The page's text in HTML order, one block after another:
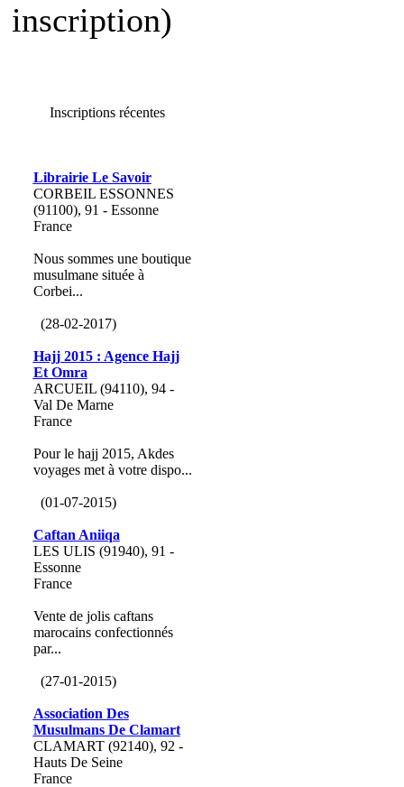
inscription)
Inscriptions récentes
Librairie Le Savoir
CORBEIL ESSONNES
(91100), 91 - Essonne
France
Nous sommes une boutique
musulmane située à
Corbei...
(28-02-2017)
Hajj 2015 : Agence Hajj
Et Omra
ARCUEIL (94110), 94 -
Val De Marne
France
Pour le hajj 2015, Akdes
voyages met à votre dispo...
(01-07-2015)
Caftan Aniiqa
LES ULIS (91940), 91 -
Essonne
France
Vente de jolis caftans
marocains confectionnés
par...
(27-01-2015)
Association Des
Musulmans De Clamart
CLAMART (92140), 92 -
Hauts De Seine
France